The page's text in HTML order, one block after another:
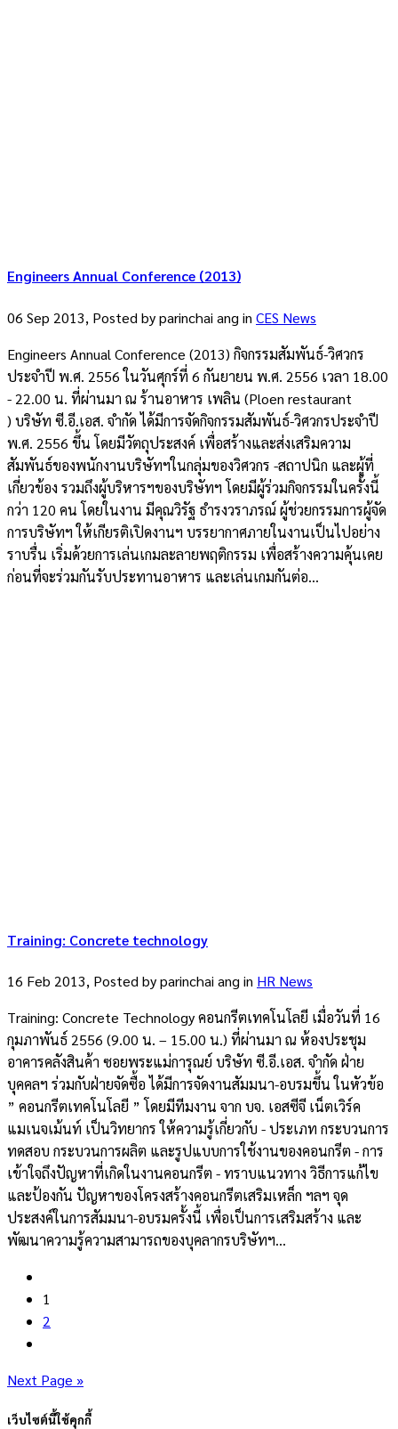
Engineers Annual Conference (2013)
06 Sep 2013, Posted byparinchai ang in CES News
Engineers Annual Conference (2013) กิจกรรมสัมพันธ์-วิศวกร
ประจำปี พ.ศ. 2556 ในวันศุกร์ที่ 6 กันยายน พ.ศ. 2556 เวลา 18.00
- 22.00 น. ที่ผ่านมา ณ ร้านอาหาร เพลิน (Ploen restaurant
) บริษัท ซี.อี.เอส. จำกัด ได้มีการจัดกิจกรรมสัมพันธ์-วิศวกรประจำปี
พ.ศ. 2556 ขึ้น โดยมีวัตถุประสงค์ เพื่อสร้างและส่งเสริมความ
สัมพันธ์ของพนักงานบริษัทฯในกลุ่มของวิศวกร -สถาปนิก และผู้ที่
เกี่ยวข้อง รวมถึงผู้บริหารฯของบริษัทฯ โดยมีผู้ร่วมกิจกรรมในครั้งนี้
กว่า 120 คน โดยในงาน มีคุณวิรัฐ ธำรงวราภรณ์ ผู้ช่วยกรรมการผู้จัด
การบริษัทฯ ให้เกียรติเปิดงานฯ บรรยากาศภายในงานเป็นไปอย่าง
ราบรื่น เริ่มด้วยการเล่นเกมละลายพฤติกรรม เพื่อสร้างความคุ้นเคย
ก่อนที่จะร่วมกันรับประทานอาหาร และเล่นเกมกันต่อ...
Training: Concrete technology
16 Feb 2013, Posted byparinchai ang in HR News
Training: Concrete Technology คอนกรีตเทคโนโลยี เมื่อวันที่ 16
กุมภาพันธ์ 2556 (9.00 น. – 15.00 น.) ที่ผ่านมา ณ ห้องประชุม
อาคารคลังสินค้า ซอยพระแม่การุณย์ บริษัท ซี.อี.เอส. จำกัด ฝ่าย
บุคคลฯ ร่วมกับฝ่ายจัดซื้อ ได้มีการจัดงานสัมมนา-อบรมขึ้น ในหัวข้อ
” คอนกรีตเทคโนโลยี ” โดยมีทีมงาน จาก บจ. เอสซีจี เน็ตเวิร์ค
แมเนจเม้นท์ เป็นวิทยากร ให้ความรู้เกี่ยวกับ - ประเภท กระบวนการ
ทดสอบ กระบวนการผลิต และรูปแบบการใช้งานของคอนกรีต - การ
เข้าใจถึงปัญหาที่เกิดในงานคอนกรีต - ทราบแนวทาง วิธีการแก้ไข
และป้องกัน ปัญหาของโครงสร้างคอนกรีตเสริมเหล็ก ฯลฯ จุด
ประสงค์ในการสัมมนา-อบรมครั้งนี้ เพื่อเป็นการเสริมสร้าง และ
พัฒนาความรู้ความสามารถของบุคลากรบริษัทฯ...
1
2
Next Page »
เว็บไซต์นี้ใช้คุกกี้